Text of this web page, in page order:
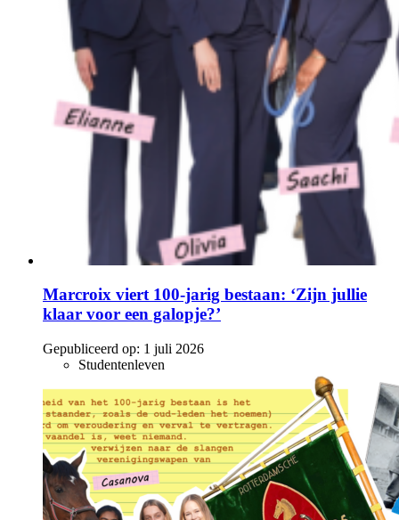
Marcroix viert 100-jarig bestaan: ‘Zijn jullie
klaar voor een galopje?’
Gepubliceerd op: 1 juli 2026
Studentenleven